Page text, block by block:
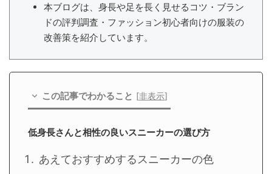
本ブログは、身長や足を長く見せるコツ・ブラン
ドの評判調査・ファッション初心者向けの服装の
改善策を紹介しています。
この記事でわかること [非表示]
低身長さんと相性の良いスニーカーの選び方
あえておすすめするスニーカーの色